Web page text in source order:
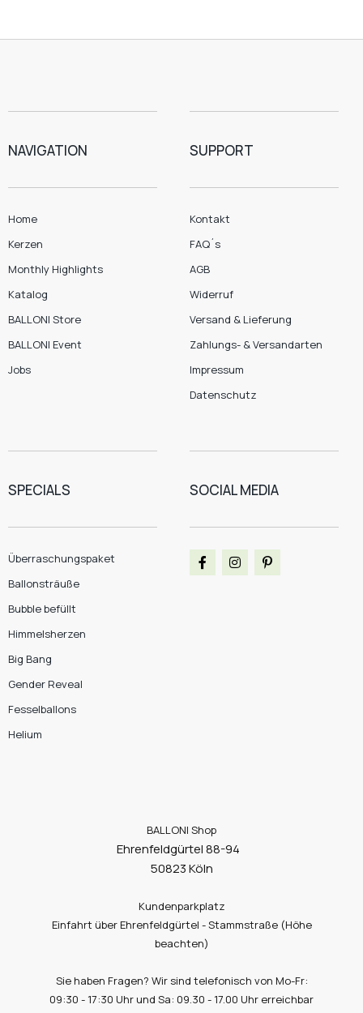
NAVIGATION
Home
Kerzen
Monthly Highlights
Katalog
BALLONI Store
BALLONI Event
Jobs
SUPPORT
Kontakt
FAQ´s
AGB
Widerruf
Versand & Lieferung
Zahlungs- & Versandarten
Impressum
Datenschutz
SPECIALS
Überraschungspaket
Ballonsträuße
Bubble befüllt
Himmelsherzen
Big Bang
Gender Reveal
Fesselballons
Helium
SOCIAL MEDIA
BALLONI Shop
Ehrenfeldgürtel 88-94
50823 Köln
Kundenparkplatz
Einfahrt über Ehrenfeldgürtel - Stammstraße (Höhe
beachten)
Sie haben Fragen? Wir sind telefonisch von Mo-Fr:
09:30 - 17:30 Uhr und Sa: 09.30 - 17.00 Uhr erreichbar